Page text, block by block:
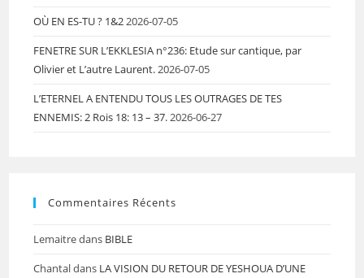
OÙ EN ES-TU ? 1&22026-07-05
FENETRE SUR L’EKKLESIA n°236: Etude sur cantique, par
Olivier et L’autre Laurent.2026-07-05
L’ETERNEL A ENTENDU TOUS LES OUTRAGES DE TES
ENNEMIS: 2 Rois 18: 13 – 37.2026-06-27
Commentaires Récents
Lemaitredans BIBLE
Chantaldans LA VISION DU RETOUR DE YESHOUA D’UNE